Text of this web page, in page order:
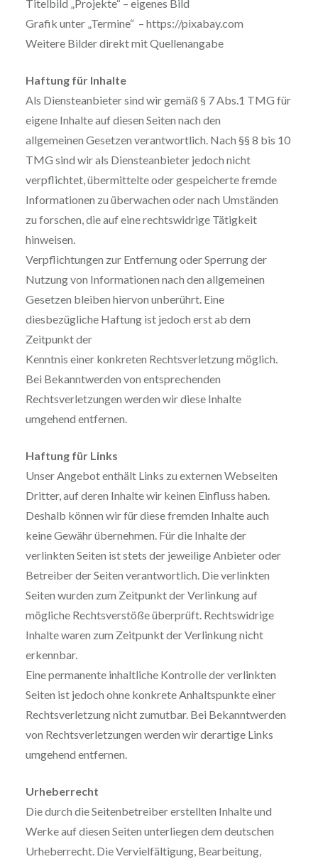
Titelbild „Projekte“ – eigenes Bild
Grafik unter „Termine“ – https://pixabay.com
Weitere Bilder direkt mit Quellenangabe
Haftung für Inhalte
Als Diensteanbieter sind wir gemäß § 7 Abs.1 TMG für
eigene Inhalte auf diesen Seiten nach den
allgemeinen Gesetzen verantwortlich. Nach §§ 8 bis 10
TMG sind wir als Diensteanbieter jedoch nicht
verpflichtet, übermittelte oder gespeicherte fremde
Informationen zu überwachen oder nach Umständen
zu forschen, die auf eine rechtswidrige Tätigkeit
hinweisen.
Verpflichtungen zur Entfernung oder Sperrung der
Nutzung von Informationen nach den allgemeinen
Gesetzen bleiben hiervon unberührt. Eine
diesbezügliche Haftung ist jedoch erst ab dem
Zeitpunkt der
Kenntnis einer konkreten Rechtsverletzung möglich.
Bei Bekanntwerden von entsprechenden
Rechtsverletzungen werden wir diese Inhalte
umgehend entfernen.
Haftung für Links
Unser Angebot enthält Links zu externen Webseiten
Dritter, auf deren Inhalte wir keinen Einfluss haben.
Deshalb können wir für diese fremden Inhalte auch
keine Gewähr übernehmen. Für die Inhalte der
verlinkten Seiten ist stets der jeweilige Anbieter oder
Betreiber der Seiten verantwortlich. Die verlinkten
Seiten wurden zum Zeitpunkt der Verlinkung auf
mögliche Rechtsverstöße überprüft. Rechtswidrige
Inhalte waren zum Zeitpunkt der Verlinkung nicht
erkennbar.
Eine permanente inhaltliche Kontrolle der verlinkten
Seiten ist jedoch ohne konkrete Anhaltspunkte einer
Rechtsverletzung nicht zumutbar. Bei Bekanntwerden
von Rechtsverletzungen werden wir derartige Links
umgehend entfernen.
Urheberrecht
Die durch die Seitenbetreiber erstellten Inhalte und
Werke auf diesen Seiten unterliegen dem deutschen
Urheberrecht. Die Vervielfältigung, Bearbeitung,